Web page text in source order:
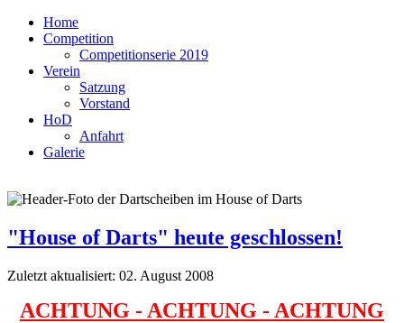
Home
Competition
Competitionserie 2019
Verein
Satzung
Vorstand
HoD
Anfahrt
Galerie
"House of Darts" heute geschlossen!
Zuletzt aktualisiert: 02. August 2008
ACHTUNG - ACHTUNG - ACHTUNG